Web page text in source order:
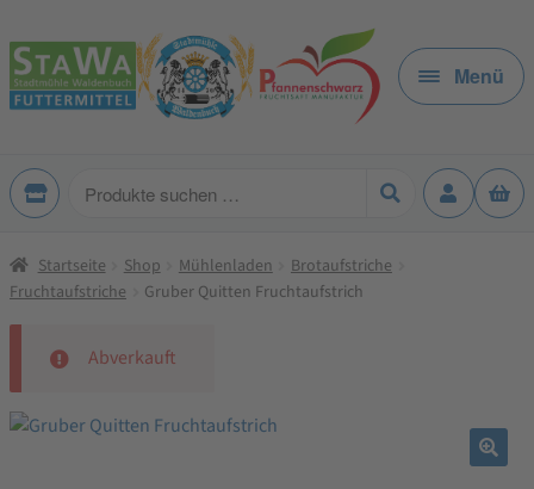
Zur
Navigation
springen
Zum
Inhalt
springen
Menü
Produkte
Startseite Shop Mühlenladen
Brotaufstriche
Fruchtaufstriche
Gruber Quitten Fruchtaufstrich
Abverkauft